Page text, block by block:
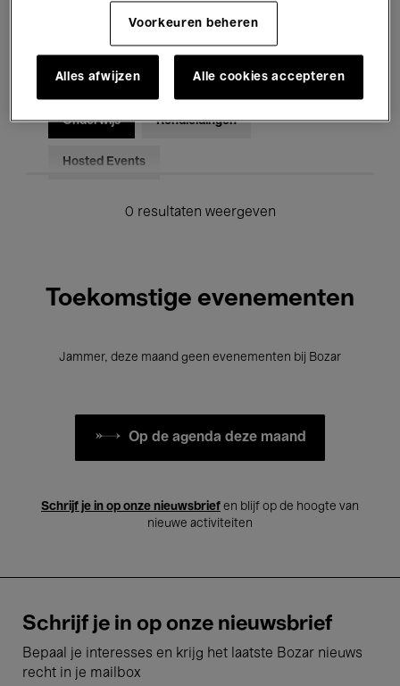
Voor iedereen Kids’ Palace
Onderwijs Rondleidingen
Hosted Events
0 resultaten weergeven
Toekomstige evenementen
Jammer, deze maand geen evenementen bij Bozar
Op de agenda deze maand
Schrijf je in op onze nieuwsbrief en blijf op de hoogte van
nieuwe activiteiten
Schrijf je in op onze nieuwsbrief
Bepaal je interesses en krijg het laatste Bozar nieuws
recht in je mailbox
Voorkeuren beheren
Alles afwijzen Alle cookies accepteren